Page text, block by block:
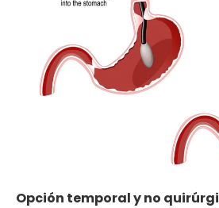
Opción temporal y no